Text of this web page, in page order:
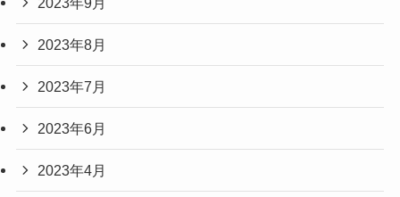
2023年8月
2023年7月
2023年6月
2023年4月